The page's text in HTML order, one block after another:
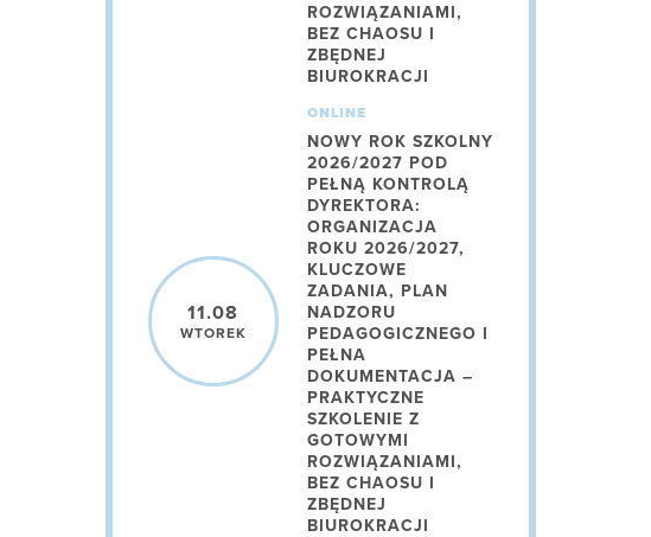
ROZWIĄZANIAMI,
BEZ CHAOSU I
ZBĘDNEJ
BIUROKRACJI
11.08
WTOREK
ONLINE
NOWY ROK SZKOLNY
2026/2027 POD
PEŁNĄ KONTROLĄ
DYREKTORA:
ORGANIZACJA
ROKU 2026/2027,
KLUCZOWE
ZADANIA, PLAN
NADZORU
PEDAGOGICZNEGO I
PEŁNA
DOKUMENTACJA –
PRAKTYCZNE
SZKOLENIE Z
GOTOWYMI
ROZWIĄZANIAMI,
BEZ CHAOSU I
ZBĘDNEJ
BIUROKRACJI